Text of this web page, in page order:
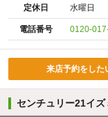
定休日 水曜日
電話番号 0120-
来店予約をした
センチュリー21イ